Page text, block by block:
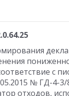
с
№ ГД-4-3/
отходов,